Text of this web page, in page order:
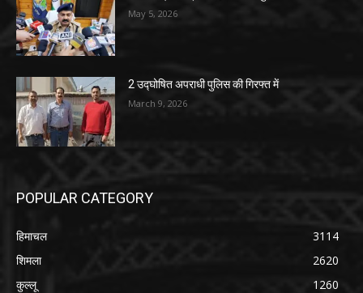
May 5, 2026
2 उद्घोषित अपराधी पुलिस की गिरफ्त में
March 9, 2026
POPULAR CATEGORY
हिमाचल
3114
शिमला
2620
कुल्लू
1260